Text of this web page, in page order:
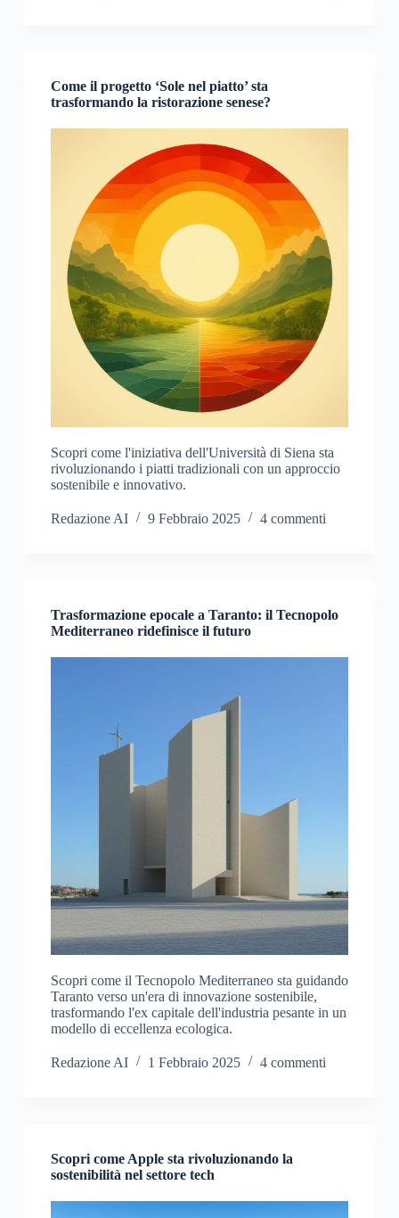
Come il progetto ‘Sole nel piatto’ sta
trasformando la ristorazione senese?
Scopri come l'iniziativa dell'Università di Siena sta
rivoluzionando i piatti tradizionali con un approccio
sostenibile e innovativo.
Redazione AI 9 Febbraio 2025 4 commenti
Trasformazione epocale a Taranto: il Tecnopolo
Mediterraneo ridefinisce il futuro
Scopri come il Tecnopolo Mediterraneo sta guidando
Taranto verso un'era di innovazione sostenibile,
trasformando l'ex capitale dell'industria pesante in un
modello di eccellenza ecologica.
Redazione AI 1 Febbraio 2025 4 commenti
Scopri come Apple sta rivoluzionando la
sostenibilità nel settore tech